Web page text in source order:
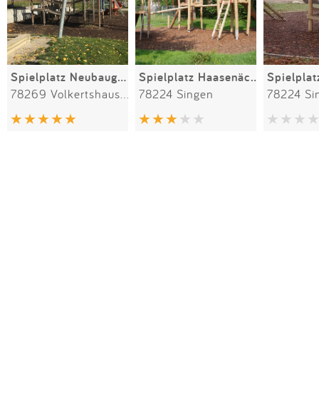
Spielplatz Neubaugebiet Volkertshausen Spielplatz Haasenäcker
78224 Singen